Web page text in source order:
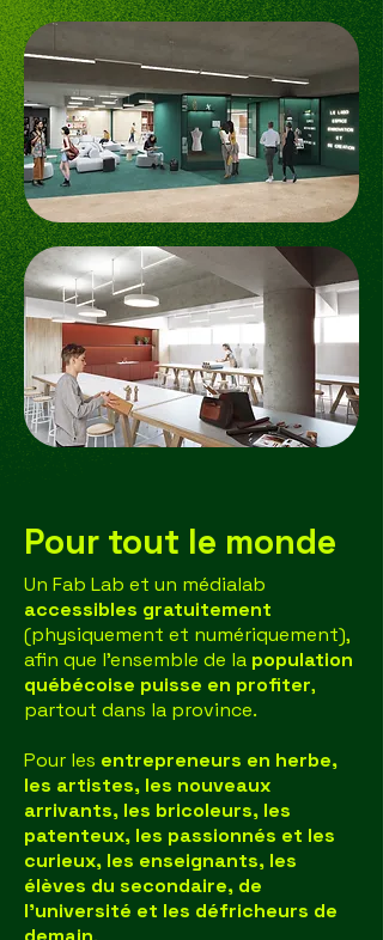
Pour tout le monde
Un Fab Lab et un médialab
accessibles gratuitement
(physiquement et numériquement),
afin que l’ensemble de la population
québécoise puisse en profiter,
partout dans la province.
Pour les entrepreneurs en herbe,
les artistes, les nouveaux
arrivants, les bricoleurs, les
patenteux, les passionnés et les
curieux, les enseignants, les
élèves du secondaire, de
l’université et les défricheurs de